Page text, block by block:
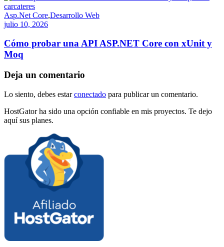
Asp.Net Core,Desarrollo Web
julio 10, 2026
Cómo probar una API ASP.NET Core con xUnit y
Moq
Deja un comentario
Lo siento, debes estarconectado para publicar un comentario.
HostGator ha sido una opción confiable en mis proyectos. Te dejo
aquí sus planes.